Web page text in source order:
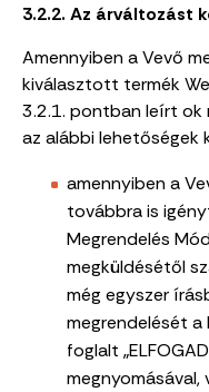
3.2.2. Az árváltozást
Amennyiben a Vevő
kiválasztott termék
3.2.1. pontban leírt ok
az alábbi lehetőségek
amennyiben a
továbbra is
Megrendelés
megküldésétől
még egyszer
megrendelését
foglalt
megnyomásával,